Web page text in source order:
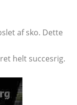
af sko. Dette
helt succesrig.